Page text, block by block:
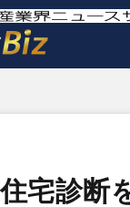
宅診断